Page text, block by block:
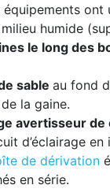
ont
humide
le long des
sable au fond
la gaine.
avertisseur de
d’éclairage en
de dérivation
en série.